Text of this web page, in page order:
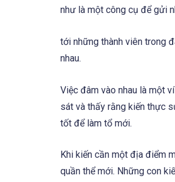
như là một công cụ để gửi
tới những thành viên trong
nhau.
Việc đâm vào nhau là một
sát và thấy rằng kiến thực
tốt để làm tổ mới.
Khi kiến cần một địa điểm
quần thể mới. Những con